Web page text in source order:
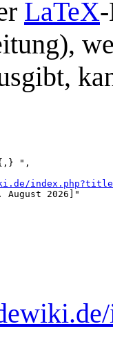
LaTeX
",
August 2026]"